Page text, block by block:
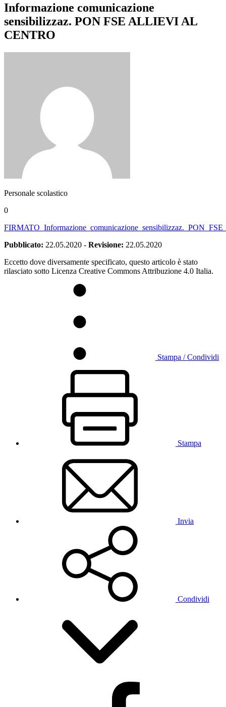
Informazione comunicazione
sensibilizzaz. PON FSE ALLIEVI AL
CENTRO
Personale scolastico
0
Pubblicato: 22.05.2020 - Revisione: 22.05.2020
Eccetto dove diversamente specificato, questo articolo è stato
rilasciato sotto Licenza Creative Commons Attribuzione 4.0 Italia.
Stampa / Condividi
Stampa
Invia
Condividi